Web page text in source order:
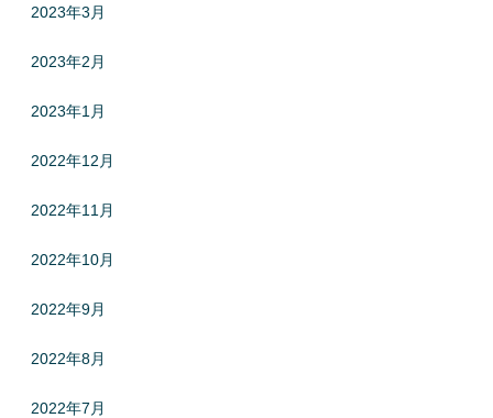
2023年3月
2023年2月
2023年1月
2022年12月
2022年11月
2022年10月
2022年9月
2022年8月
2022年7月